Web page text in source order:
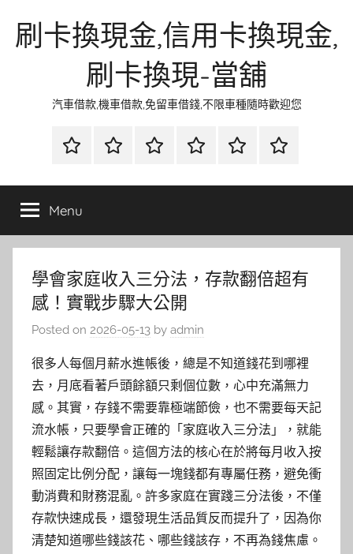
刷卡換現金,信用卡換現金,
刷卡換現-當舖
汽車借款,機車借款,免留車借錢,不限車種隨時歡迎您
首
當
金
網
資
流
時
環
清
聯
徵
Menu
學會家庭收入三分法，存款翻倍超有
感！實戰步驟大公開
Posted on 2026-05-13 by admin
很多人每個月薪水進帳後，總是不知道錢花到哪裡
去，月底看著戶頭餘額只剩個位數，心中充滿無力
感。其實，存錢不需要靠極端節儉，也不需要每天記
流水帳，只要學會正確的「家庭收入三分法」，就能
輕鬆讓存款翻倍。這個方法的核心在於將每月收入按
照固定比例分配，讓每一塊錢都有專屬任務，避免衝
動消費和財務混亂。許多家庭在實踐三分法後，不僅
存款快速成長，還發現生活品質反而提升了，因為你
清楚知道哪些錢該花、哪些錢該存，不再為錢焦慮。